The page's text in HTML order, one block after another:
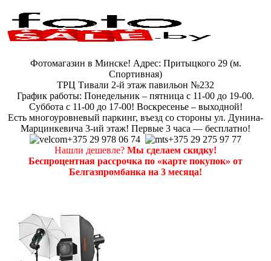
Фотомагазин в Минске! Адрес: Притыцкого 29 (м.
Спортивная)
ТРЦ Тивали 2-й этаж павильон №232
График работы: Понедельник – пятница с 11-00 до 19-00.
Суббота с 11-00 до 17-00! Воскресенье – выходной!
Есть многоуровневый паркинг, въезд со стороны ул. Дунина-
Марцинкевича 3-ий этаж! Первые 3 часа — бесплатно!
+375 29 978 06 74
+375 29 275 97 77
Нашли дешевле? Мы сделаем скидку!
Беспроцентная рассрочка по «карте покупок» от
Белгазпромбанка на 3 месяца!